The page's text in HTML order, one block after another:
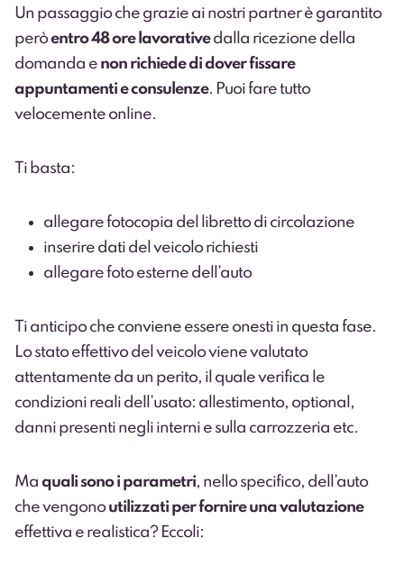
Un passaggio che grazie ai nostri partner è garantito
peròentro 48 ore lavorativedalla ricezione della
domanda e non richiede di dover fissare
appuntamenti e consulenze. Puoi fare tutto
velocemente online.
Ti basta:
allegare fotocopia del libretto di circolazione
inserire dati del veicolo richiesti
allegare foto esterne dell’auto
Ti anticipo che conviene essere onesti in questa fase.
Lo stato effettivo del veicolo viene valutato
attentamente da un perito, il quale verifica le
condizioni reali dell’usato: allestimento, optional,
danni presenti negli interni e sulla carrozzeria etc.
Ma quali sono i parametri, nello specifico, dell’auto
che vengonoutilizzati per fornire una valutazione
effettiva e realistica? Eccoli: